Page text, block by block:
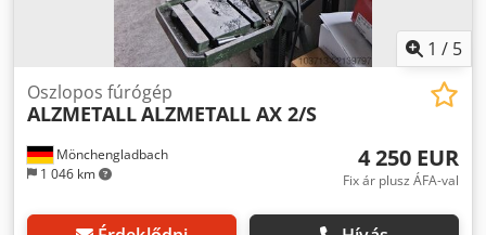
1 / 5
Mönchengladbach
1 046 km
Oszlopos fúrógép
ALZMETALLALZMETALL AX 2/S
4 250 EUR
Fix ár plusz ÁFA-val